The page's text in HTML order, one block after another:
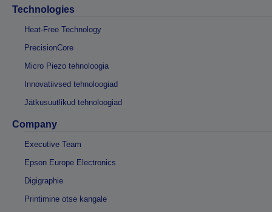
Technologies
Heat-Free Technology
PrecisionCore
Micro Piezo tehnoloogia
Innovatiivsed tehnoloogiad
Jätkusuutlikud tehnoloogiad
Company
Executive Team
Epson Europe Electronics
Digigraphie
Printimine otse kangale